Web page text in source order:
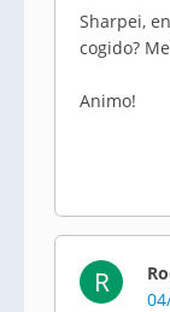
Sharpei,
cogido?
Animo!
R